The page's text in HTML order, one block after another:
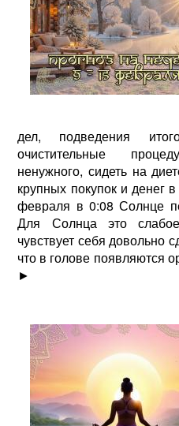
дел, подведения
очистительные
ненужного, сидеть на
крупных покупок и денег
февраля в 0:08 Солнце
Для Солнца это
чувствует себя довольно
что в голове появляются
►